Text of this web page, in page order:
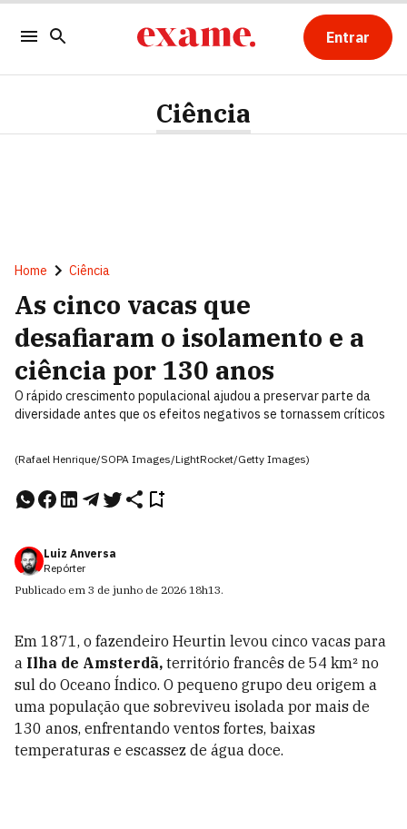
Entrar
Ciência
Home Ciência
As cinco vacas que
desafiaram o isolamento e a
ciência por 130 anos
O rápido crescimento populacional ajudou a preservar parte da
diversidade antes que os efeitos negativos se tornassem críticos
(Rafael Henrique/SOPA Images/LightRocket/Getty Images)
Luiz Anversa
Repórter
Publicado em 3 de junho de 2026 18h13.
Em 1871, o fazendeiro Heurtin levou cinco vacas para
a Ilha de Amsterdã, território francês de 54 km² no
sul do Oceano Índico. O pequeno grupo deu origem a
uma população que sobreviveu isolada por mais de
130 anos, enfrentando ventos fortes, baixas
temperaturas e escassez de água doce.